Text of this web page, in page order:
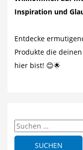
Inspiration und
Entdecke
Produkte die
hier bist! 😊🌟
S
u